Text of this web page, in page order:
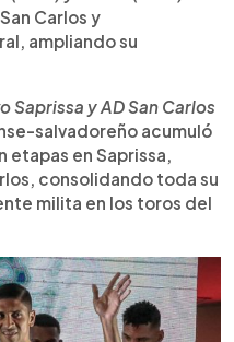
Carlos y
ampliando su
Saprissa y AD San Carlos
salvadoreño acumuló
etapas en Saprissa,
consolidando toda su
milita en los toros del